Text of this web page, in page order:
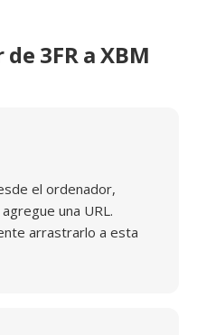
3FR a XBM
el ordenador,
una URL.
arrastrarlo a esta